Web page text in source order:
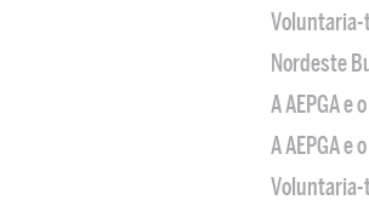
Voluntaria-
Nordeste
A AEPGA
A AEPGA
Voluntaria-